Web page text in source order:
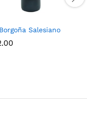
Salesiano